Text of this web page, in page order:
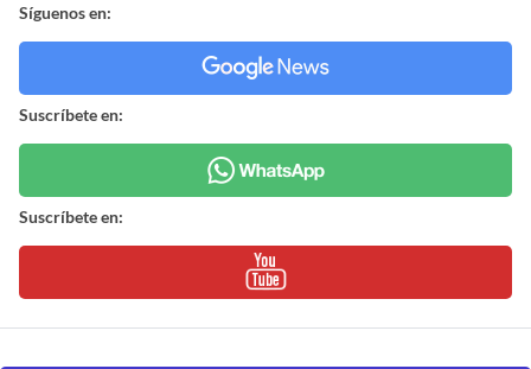
Síguenos en:
Suscríbete en:
Suscríbete en: